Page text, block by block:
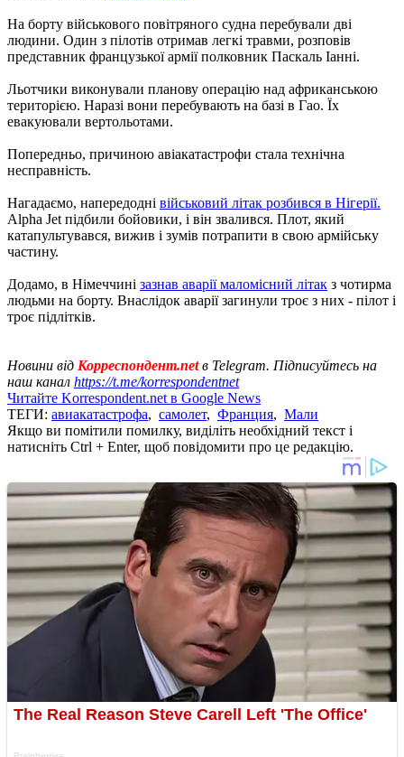
На борту військового повітряного судна перебували дві
людини. Один з пілотів отримав легкі травми, розповів
представник французької армії полковник Паскаль Іанні.
Льотчики виконували планову операцію над африканською
територією. Наразі вони перебувають на базі в Гао. Їх
евакуювали вертольотами.
Попередньо, причиною авіакатастрофи стала технічна
несправність.
Нагадаємо, напередодні військовий літак розбився в Нігерії.
Alpha Jet підбили бойовики, і він звалився. Плот, який
катапультувався, вижив і зумів потрапити в свою армійську
частину.
Додамо, в Німеччині зазнав аварії маломісний літак з чотирма
людьми на борту. Внаслідок аварії загинули троє з них - пілот і
троє підлітків.
Новини від Корреспондент.netв Telegram. Підписуйтесь на
наш канал https://t.me/korrespondentnet
Читайте Korrespondent.net в Google News
ТЕГИ: авиакатастрофа, самолет, Франция, Мали
Якщо ви помітили помилку, виділіть необхідний текст і
натисніть Ctrl + Enter, щоб повідомити про це редакцію.